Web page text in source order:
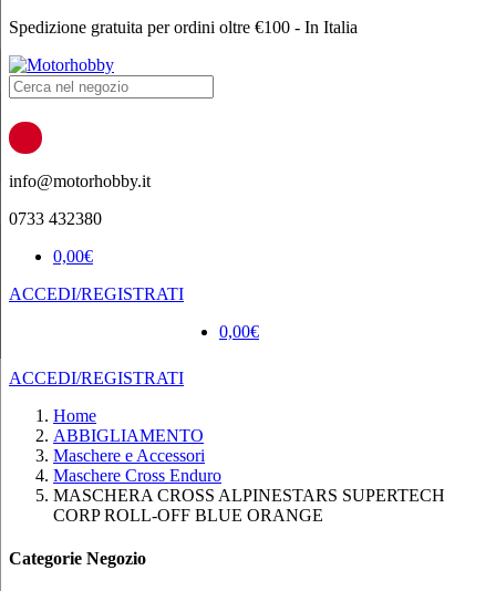
Spedizione gratuita per ordini oltre €100 - In Italia
Products
search
info@motorhobby.it
0733 432380
0,00€
ACCEDI/REGISTRATI
0,00€
ACCEDI/REGISTRATI
Home
ABBIGLIAMENTO
Maschere e Accessori
Maschere Cross Enduro
MASCHERA CROSS ALPINESTARS SUPERTECH
CORP ROLL-OFF BLUE ORANGE
Categorie Negozio